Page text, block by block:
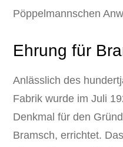
Pöppelmannschen
Ehrung für
Anlässlich des
Fabrik wurde im Juli
Denkmal für den
Bramsch, errichtet.